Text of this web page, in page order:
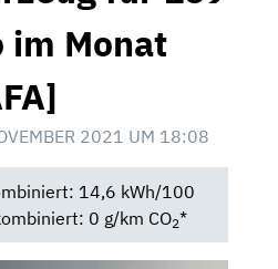
im Monat
2021 UM 18:08
14,6 kWh/100
0 g/km CO2*